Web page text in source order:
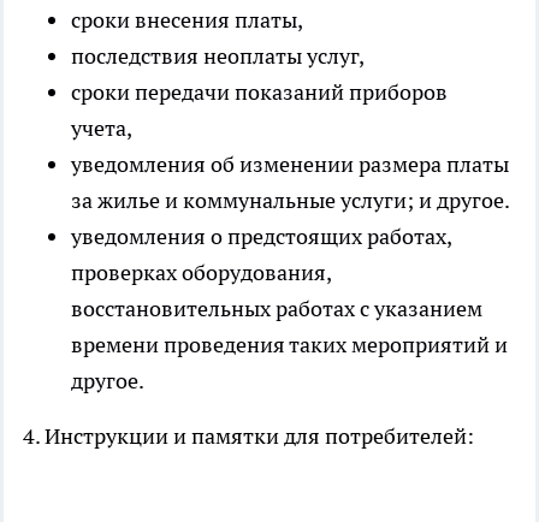
сроки внесения платы,
последствия неоплаты услуг,
сроки передачи показаний приборов
учета,
уведомления об изменении размера платы
за жилье и коммунальные услуги; и другое.
уведомления о предстоящих работах,
проверках оборудования,
восстановительных работах с указанием
времени проведения таких мероприятий и
другое.
4. Инструкции и памятки для потребителей: